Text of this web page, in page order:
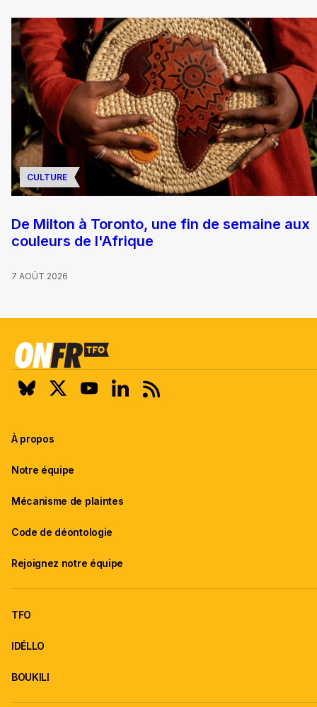
CULTURE
De Milton à Toronto, une fin de semaine aux
couleurs de l'Afrique
7 AOÛT 2026
À propos
Notre équipe
Mécanisme de plaintes
Code de déontologie
Rejoignez notre équipe
TFO
IDÉLLO
BOUKILI